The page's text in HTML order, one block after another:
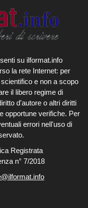
su ilformat.info
la rete Internet: per
e non a scopo
il libero regime di
d'autore o altri diritti
opportune verifiche. Per
errori nell'uso di
Registrata
n° 7/2018